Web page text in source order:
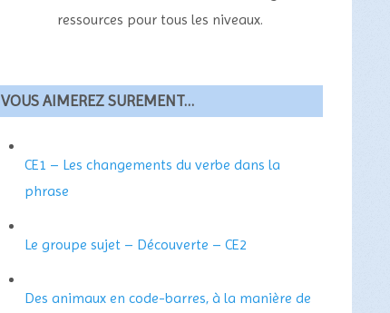
ressources pour tous les niveaux.
VOUS AIMEREZ SUREMENT…
CE1 – Les changements du verbe dans la
phrase
Le groupe sujet – Découverte – CE2
Des animaux en code-barres, à la manière de